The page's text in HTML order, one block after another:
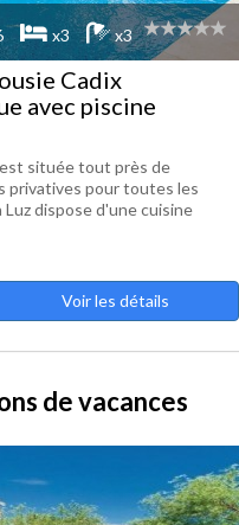
x3 x3
Cadix
avec piscine
située tout près de
privatives pour toutes les
Luz dispose d'une cuisine
Voir les détails
de vacances